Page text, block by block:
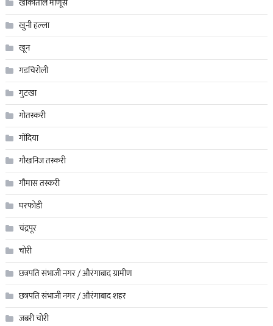
खुनी हल्ला
खून
गडचिरोली
गुटखा
गोतस्करी
गोंदिया
गौखनिज तस्करी
गौमास तस्करी
घरफोडी
चंद्रपूर
चोरी
छत्रपति संभाजी नगर / औरंगाबाद ग्रामीण
छत्रपति संभाजी नगर / औरंगाबाद शहर
जबरी चोरी